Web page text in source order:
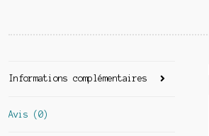
Informations complémentaires
Avis (0)